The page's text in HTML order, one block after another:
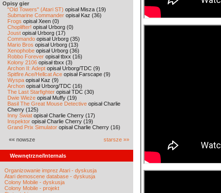
Opisy gier
"Old Towers" (Atari ST) opisał Misza (19)
Submarine Commander opisał Kaz (36)
Frogs opisał Xeen (0)
Choplifter! opisał Urborg (0)
Joust opisał Urborg (17)
Commando opisał Urborg (35)
Mario Bros opisał Urborg (13)
Xenophobe opisał Urborg (36)
Robbo Forever opisał tbxx (16)
Kolony 2106 opisał tbxx (3)
Archon II: Adept opisał Urborg/TDC (9)
Spitfire Ace/Hellcat Ace opisał Farscape (9)
Wyspa opisał Kaz (9)
Archon opisał Urborg/TDC (16)
The Last Starfighter opisał TDC (30)
Dwie Wieże opisał Muffy (19)
Basil The Great Mouse Detective opisał Charlie
Cherry (125)
Inny Świat opisał Charlie Cherry (17)
Inspektor opisał Charlie Cherry (19)
Grand Prix Simulator opisał Charlie Cherry (16)
«« nowsze starsze »»
Wewnętrzne/Internals
Organizowanie imprez Atari - dyskusja
Atari demoscene database - dyskusja
Colony Mobile - dyskusja
Colony Mobile - projekt